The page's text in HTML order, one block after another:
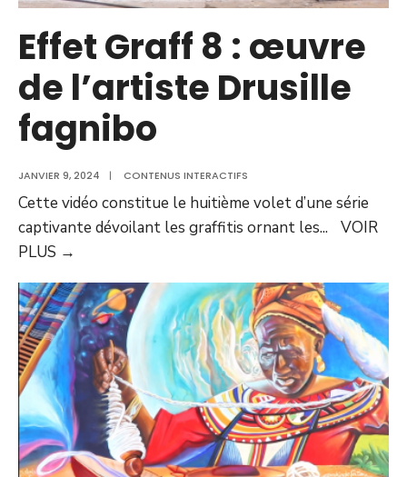
Effet Graff 8 : œuvre
de l’artiste Drusille
fagnibo
JANVIER 9, 2024 | CONTENUS INTERACTIFS
Cette vidéo constitue le huitième volet d’une série
captivante dévoilant les graffitis ornant les...
VOIR
PLUS →